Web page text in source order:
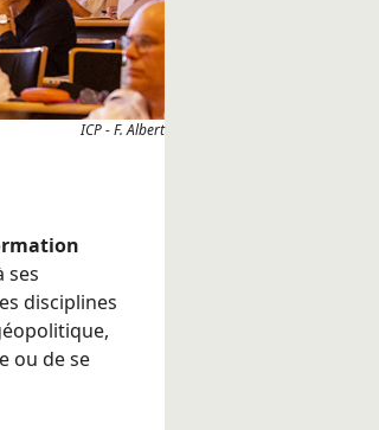
ICP - F. Albert
ses
disciplines
ou de se